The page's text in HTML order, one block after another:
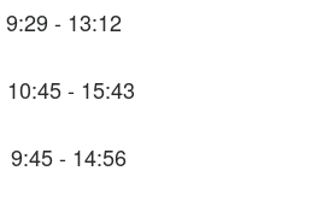
- 13:12
- 15:43
- 14:56